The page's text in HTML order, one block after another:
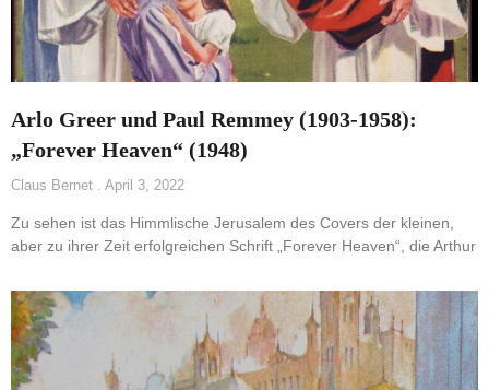
Arlo Greer und Paul Remmey (1903-1958):
„Forever Heaven“ (1948)
Claus Bernet April 3, 2022
Zu sehen ist das Himmlische Jerusalem des Covers der kleinen,
aber zu ihrer Zeit erfolgreichen Schrift „Forever Heaven“, die Arthur